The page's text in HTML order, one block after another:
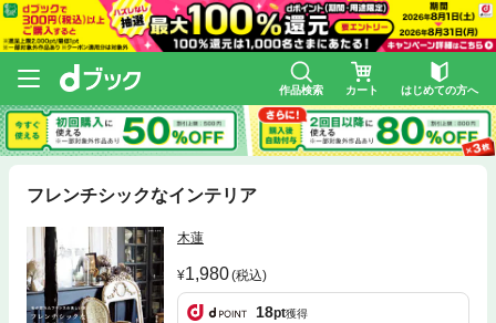
作品検索 カート はじめての方へ
フレンチシックなインテリア
木蓮
1,980(税込)
18pt獲得